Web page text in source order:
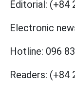
Editorial: (+84
Electronic
Hotline: 096
Readers: (+84